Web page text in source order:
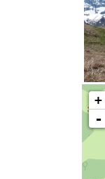
+
-